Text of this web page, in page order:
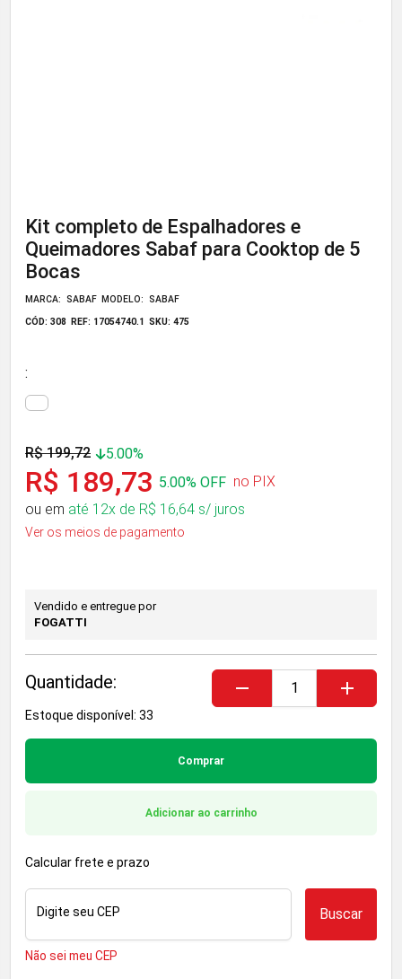
Kit completo de Espalhadores e
Queimadores Sabaf para Cooktop de 5
Bocas
MARCA: SABAF MODELO: SABAF
CÓD: 308 REF: 17054740.1 SKU: 475
:
R$ 199,72 5.00%
R$ 189,73 5.00% OFF no PIX
ou em até 12x de R$ 16,64 s/ juros
Ver os meios de pagamento
Vendido e entregue por
FOGATTI
Quantidade: remove add
Estoque disponível: 33
Comprar
Adicionar ao carrinho
Calcular frete e prazo
Digite seu CEP Buscar
Não sei meu CEP